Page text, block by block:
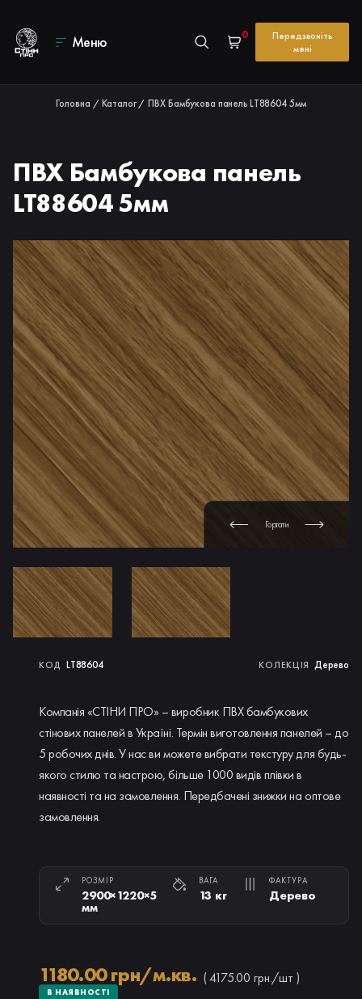
Меню 0
Передзвоніть
мені
Головна / Каталог/ ПВХ Бамбукова панель LT88604 5мм
ПВХ Бамбукова панель
LT88604 5мм
Гортати
КОД LT88604 КОЛЕКЦІЯ Дерево
Компанія «СТІНИ ПРО» – виробник ПВХ бамбукових
стінових панелей в Україні. Термін виготовлення панелей – до
5 робочих днів. У нас ви можете вибрати текстуру для будь-
якого стилю та настрою, більше 1000 видів плівки в
наявності та на замовлення. Передбачені знижки на оптове
замовлення.
РОЗМІР
2900×1220×5
мм
ВАГА
13 кг
ФАКТУРА
Дерево
1180.00 грн/м.кв. ( 4175.00 грн./шт )
В НАЯВНОСТІ